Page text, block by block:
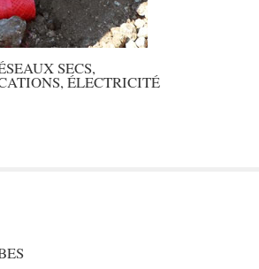
SECS,
ÉLECTRICITÉ